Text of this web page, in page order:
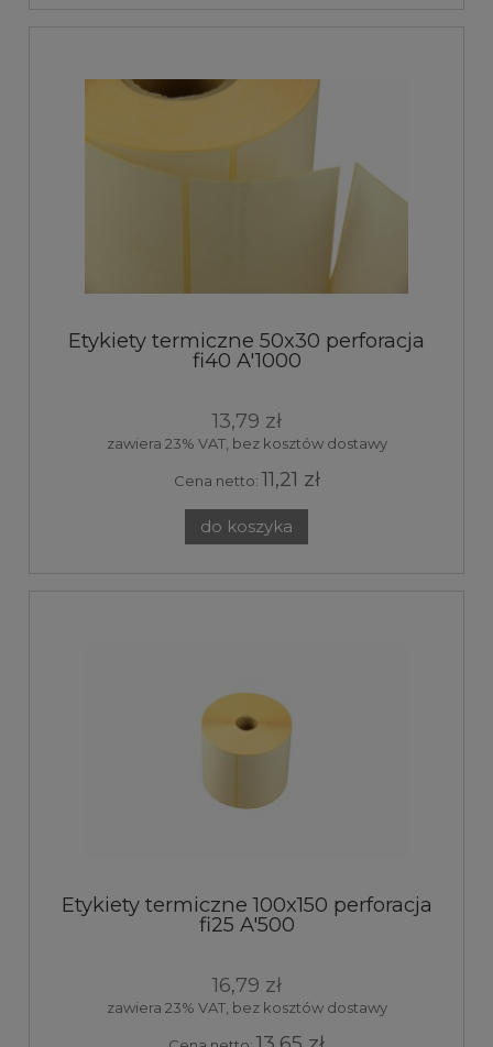
Etykiety termiczne 50x30 perforacja
fi40 A'1000
13,79 zł
zawiera 23% VAT, bez kosztów dostawy
Cena netto: 11,21 zł
do koszyka
Etykiety termiczne 100x150 perforacja
fi25 A'500
16,79 zł
zawiera 23% VAT, bez kosztów dostawy